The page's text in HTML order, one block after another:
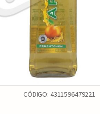
CÓDIGO: 4311596479221